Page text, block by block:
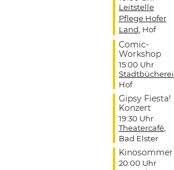
Leitstelle
Pflege Hofer
Land , Hof
Comic-
Workshop
15:00 Uhr
Stadtbücherei
Hof
Gipsy Fiesta!
Konzert
19:30 Uhr
Theatercafé,
Bad Elster
Kinosommer
20:00 Uhr